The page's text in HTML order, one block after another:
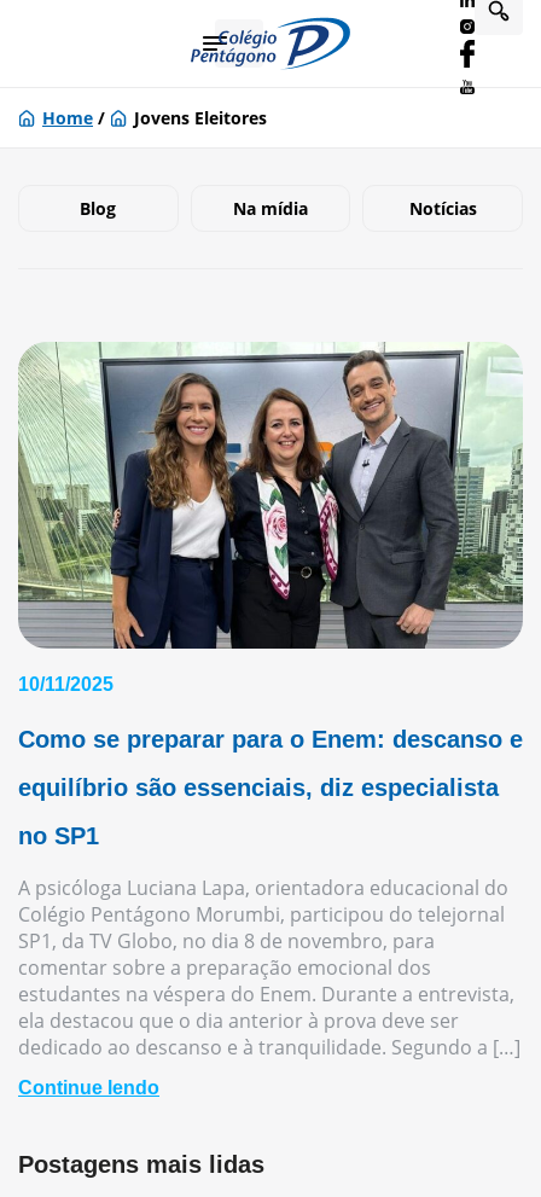
Home / Jovens Eleitores
Blog Na mídia Notícias
10/11/2025
Como se preparar para o Enem: descanso e
equilíbrio são essenciais, diz especialista
no SP1
A psicóloga Luciana Lapa, orientadora educacional do
Colégio Pentágono Morumbi, participou do telejornal
SP1, da TV Globo, no dia 8 de novembro, para
comentar sobre a preparação emocional dos
estudantes na véspera do Enem. Durante a entrevista,
ela destacou que o dia anterior à prova deve ser
dedicado ao descanso e à tranquilidade. Segundo a […]
Continue lendo
Postagens mais lidas